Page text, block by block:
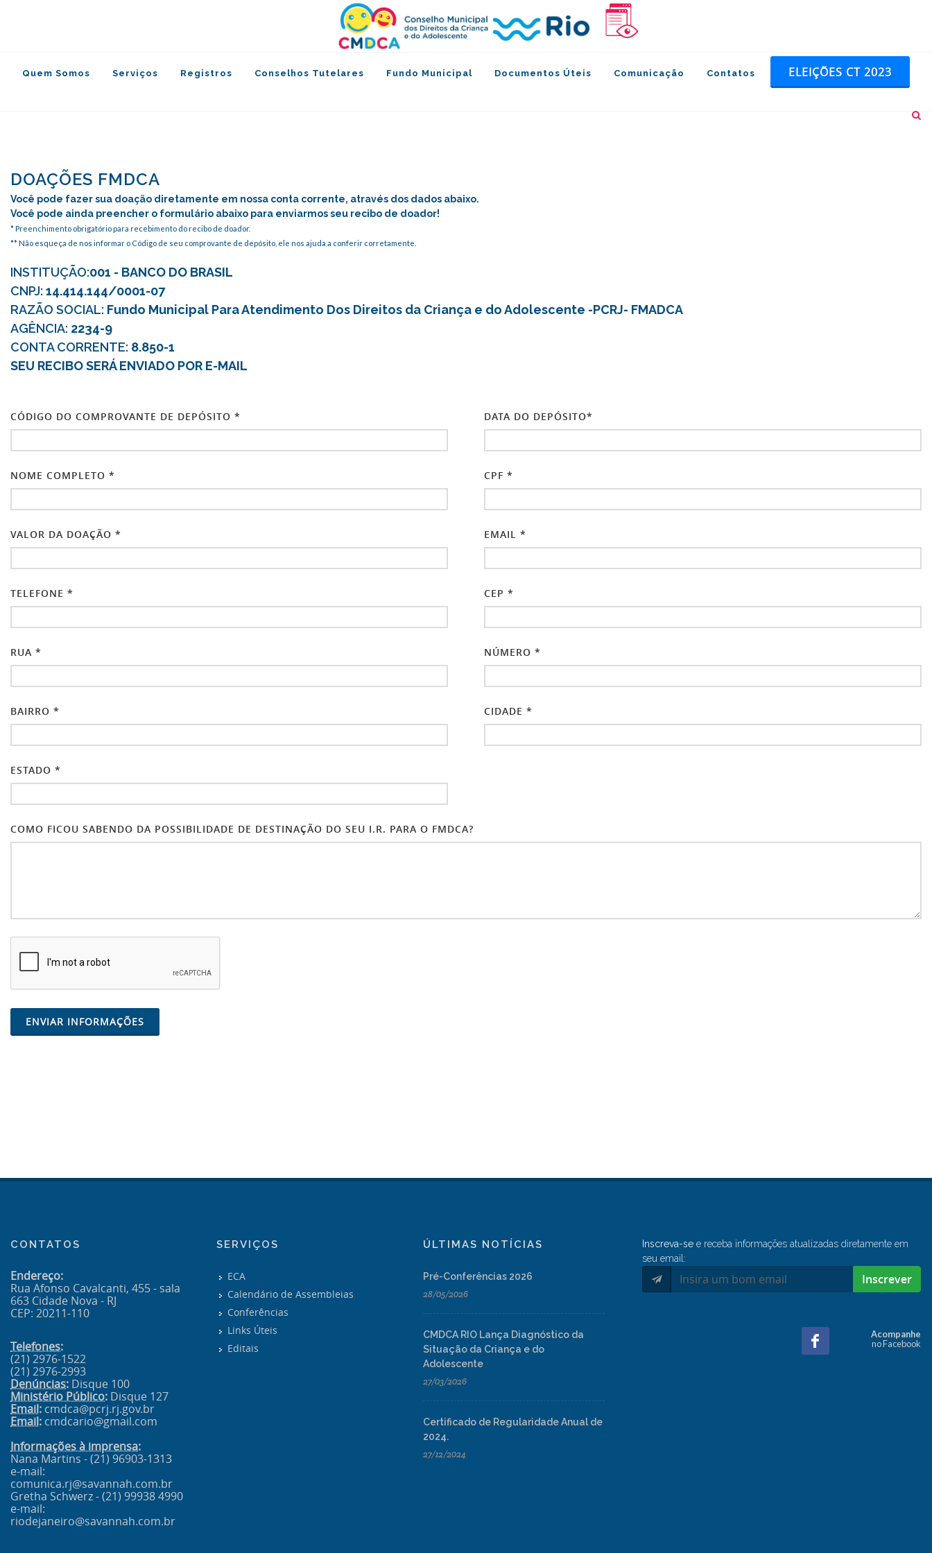
Quem Somos Serviços Registros Conselhos Tutelares Fundo Municipal Documentos Úteis Comunicação Contatos ELEIÇÕES CT 2023
DOAÇÕES FMDCA
Você pode fazer sua doação diretamente em nossa conta corrente, através dos dados abaixo.
Você pode ainda preencher o formulário abaixo para enviarmos seu recibo de doador!
* Preenchimento obrigatório para recebimento do recibo de doador.
** Não esqueça de nos informar o Código de seu comprovante de depósito, ele nos ajuda a conferir corretamente.
INSTITUÇÃO:001 - BANCO DO BRASIL
CNPJ: 14.414.144/0001-07
RAZÃO SOCIAL: Fundo Municipal Para Atendimento Dos Direitos da Criança e do Adolescente -PCRJ- FMADCA
AGÊNCIA: 2234-9
CONTA CORRENTE: 8.850-1
SEU RECIBO SERÁ ENVIADO POR E-MAIL
CÓDIGO DO COMPROVANTE DE DEPÓSITO * DATA DO DEPÓSITO*
NOME COMPLETO * CPF *
VALOR DA DOAÇÃO * EMAIL *
TELEFONE * CEP *
RUA * NÚMERO *
BAIRRO * CIDADE *
ESTADO *
COMO FICOU SABENDO DA POSSIBILIDADE DE DESTINAÇÃO DO SEU I.R. PARA O FMDCA?
ENVIAR INFORMAÇÕES
CONTATOS
Endereço:
Rua Afonso Cavalcanti, 455 - sala
663 Cidade Nova - RJ
CEP: 20211-110
Telefones:
(21) 2976-1522
(21) 2976-2993
Denúncias: Disque 100
Ministério Público: Disque 127
Email: cmdca@pcrj.rj.gov.br
Email: cmdcario@gmail.com
Informações à imprensa:
Nana Martins - (21) 96903-1313
e-mail:
comunica.rj@savannah.com.br
Gretha Schwerz - (21) 99938 4990
e-mail:
riodejaneiro@savannah.com.br
SERVIÇOS
ECA
Calendário de Assembleias
Conferências
Links Úteis
Editais
ÚLTIMAS NOTÍCIAS
Pré-Conferências 2026
28/05/2026
CMDCA RIO Lança Diagnóstico da
Situação da Criança e do
Adolescente
27/03/2026
Certificado de Regularidade Anual de
2024.
27/12/2024
Inscreva-see receba informações atualizadas diretamente em
seu email:
Inscrever
Acompanhe
no Facebook